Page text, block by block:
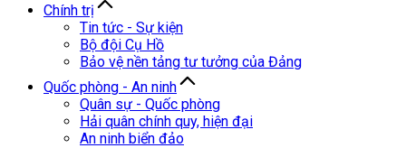
Chính trị
Tin tức - Sự kiện
Bộ đội Cụ Hồ
Bảo vệ nền tảng tư tưởng của Đảng
Quốc phòng - An ninh
Quân sự - Quốc phòng
Hải quân chính quy, hiện đại
An ninh biển đảo